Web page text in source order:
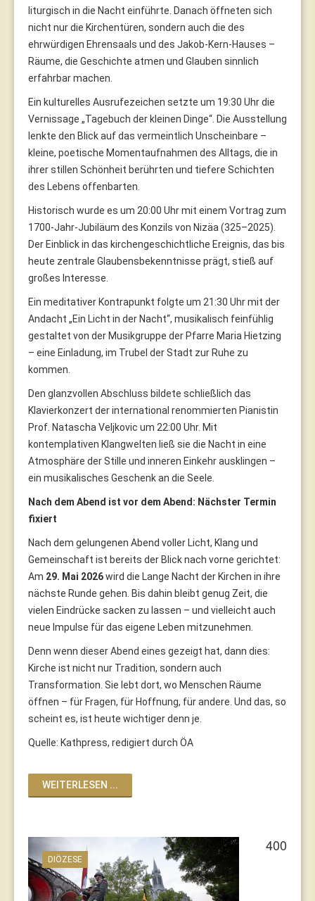
liturgisch in die Nacht einführte. Danach öffneten sich
nicht nur die Kirchentüren, sondern auch die des
ehrwürdigen Ehrensaals und des Jakob-Kern-Hauses –
Räume, die Geschichte atmen und Glauben sinnlich
erfahrbar machen.
Ein kulturelles Ausrufezeichen setzte um 19:30 Uhr die
Vernissage „Tagebuch der kleinen Dinge“. Die Ausstellung
lenkte den Blick auf das vermeintlich Unscheinbare –
kleine, poetische Momentaufnahmen des Alltags, die in
ihrer stillen Schönheit berührten und tiefere Schichten
des Lebens offenbarten.
Historisch wurde es um 20:00 Uhr mit einem Vortrag zum
1700-Jahr-Jubiläum des Konzils von Nizäa (325–2025).
Der Einblick in das kirchengeschichtliche Ereignis, das bis
heute zentrale Glaubensbekenntnisse prägt, stieß auf
großes Interesse.
Ein meditativer Kontrapunkt folgte um 21:30 Uhr mit der
Andacht „Ein Licht in der Nacht“, musikalisch feinfühlig
gestaltet von der Musikgruppe der Pfarre Maria Hietzing
– eine Einladung, im Trubel der Stadt zur Ruhe zu
kommen.
Den glanzvollen Abschluss bildete schließlich das
Klavierkonzert der international renommierten Pianistin
Prof. Natascha Veljkovic um 22:00 Uhr. Mit
kontemplativen Klangwelten ließ sie die Nacht in eine
Atmosphäre der Stille und inneren Einkehr ausklingen –
ein musikalisches Geschenk an die Seele.
Nach dem Abend ist vor dem Abend: Nächster Termin
fixiert
Nach dem gelungenen Abend voller Licht, Klang und
Gemeinschaft ist bereits der Blick nach vorne gerichtet:
Am 29. Mai 2026wird die Lange Nacht der Kirchen in ihre
nächste Runde gehen. Bis dahin bleibt genug Zeit, die
vielen Eindrücke sacken zu lassen – und vielleicht auch
neue Impulse für das eigene Leben mitzunehmen.
Denn wenn dieser Abend eines gezeigt hat, dann dies:
Kirche ist nicht nur Tradition, sondern auch
Transformation. Sie lebt dort, wo Menschen Räume
öffnen – für Fragen, für Hoffnung, für andere. Und das, so
scheint es, ist heute wichtiger denn je.
Quelle: Kathpress, redigiert durch ÖA
WEITERLESEN ...
DIÖZESE
400